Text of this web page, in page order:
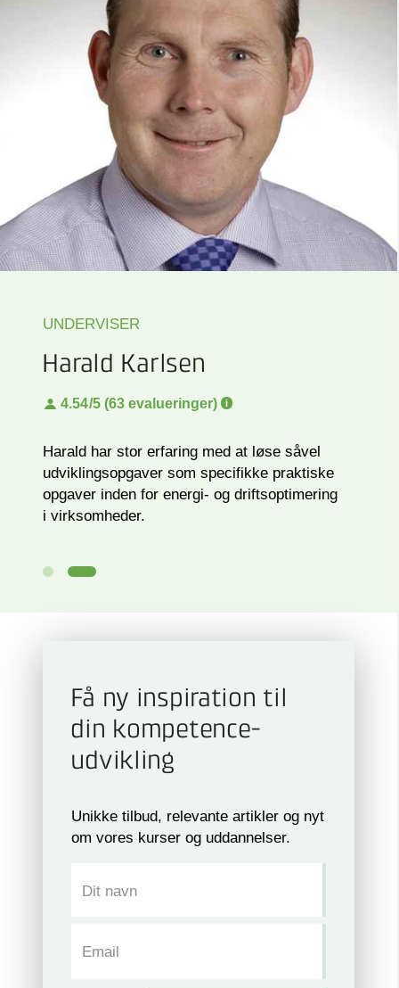
UNDERVISER
Harald Karlsen
4.54/5 (63 evalueringer)
Harald har stor erfaring med at løse såvel
udviklingsopgaver som specifikke praktiske
opgaver inden for energi- og driftsoptimering
i virksomheder.
Få ny inspiration til
din kompetence­
udvikling
Unikke tilbud, relevante artikler og nyt
om vores kurser og uddannelser.
Dit navn
Email